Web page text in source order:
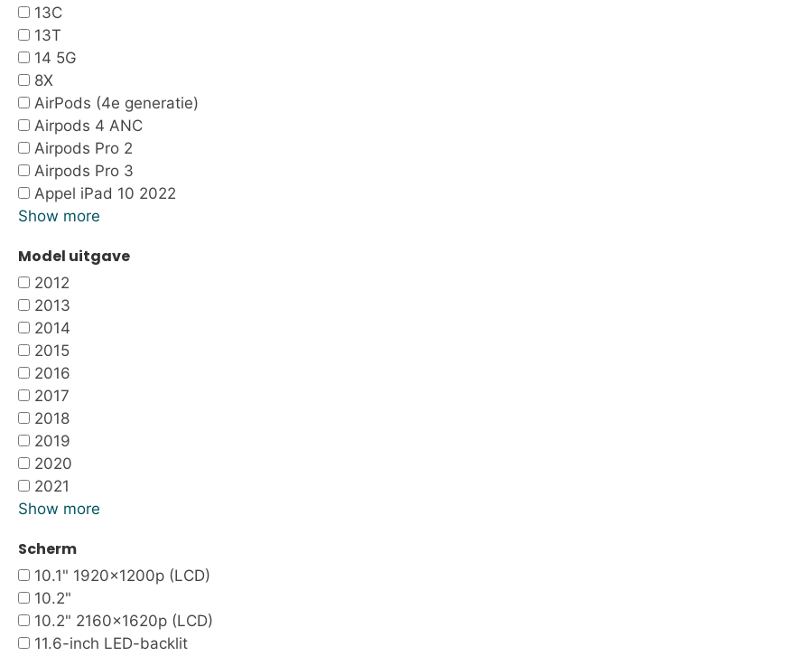
13C
13T
14 5G
8X
AirPods (4e generatie)
Airpods 4 ANC
Airpods Pro 2
Airpods Pro 3
Appel iPad 10 2022
Show more
Model uitgave
2012
2013
2014
2015
2016
2017
2018
2019
2020
2021
Show more
Scherm
10.1" 1920x1200p (LCD)
10.2"
10.2" 2160x1620p (LCD)
11.6-inch LED-backlit